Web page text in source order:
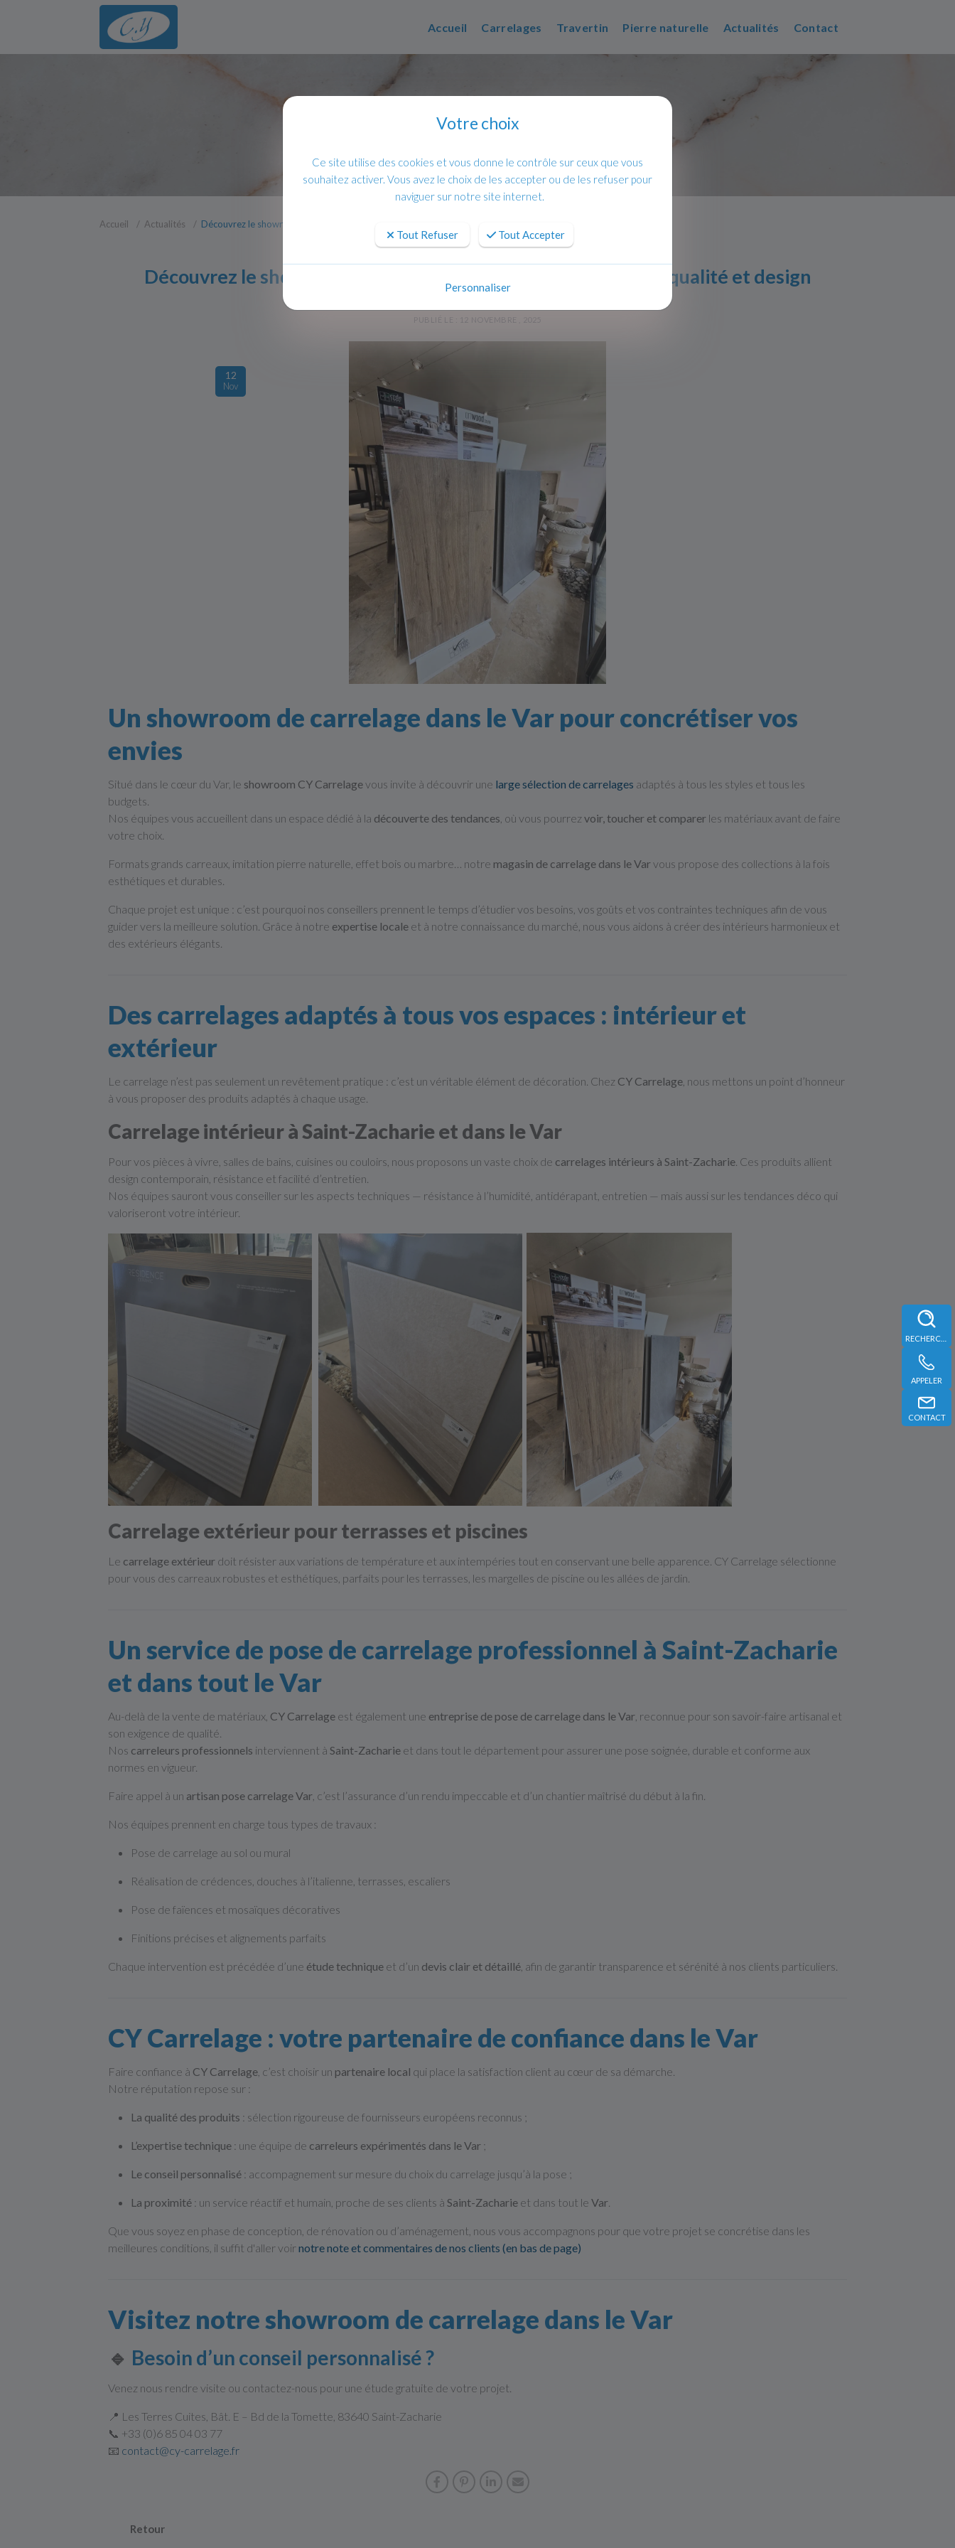
Accueil Carrelages Travertin Pierre naturelle Actualités Contact
APPELER
CONTACT
Accueil Actualités Découvrez le showroom CY Carrelage dans le Var : expertise, qualité et design
Découvrez le showroom CY Carrelage dans le Var : expertise, qualité et design
PUBLIÉ LE : 12 NOVEMBRE , 2025
12
Nov
Un showroom de carrelage dans le Var pour concrétiser vos
envies
Situé dans le cœur du Var, le showroom CY Carrelagevous invite à découvrir une large sélection de carrelages adaptés à tous les styles et tous les
budgets.
Nos équipes vous accueillent dans un espace dédié à la découverte des tendances , où vous pourrezvoir, toucher et comparer les matériaux avant de faire
votre choix.
Formats grands carreaux, imitation pierre naturelle, effet bois ou marbre… notre magasin de carrelage dans le Varvous propose des collections à la fois
esthétiques et durables.
Chaque projet est unique : c’est pourquoi nos conseillers prennent le temps d’étudier vos besoins, vos goûts et vos contraintes techniques afin de vous
guider vers la meilleure solution. Grâce à notre expertise locale et à notre connaissance du marché, nous vous aidons à créer des intérieurs harmonieux et
des extérieurs élégants.
Des carrelages adaptés à tous vos espaces : intérieur et
extérieur
Le carrelage n’est pas seulement un revêtement pratique : c’est un véritable élément de décoration. Chez CY Carrelage , nous mettons un point d’honneur
à vous proposer des produits adaptés à chaque usage.
Carrelage intérieur à Saint-Zacharie et dans le Var
Pour vos pièces à vivre, salles de bains, cuisines ou couloirs, nous proposons un vaste choix de carrelages intérieurs à Saint-Zacharie . Ces produits allient
design contemporain, résistance et facilité d’entretien.
Nos équipes sauront vous conseiller sur les aspects techniques — résistance à l’humidité, antidérapant, entretien — mais aussi sur les tendances déco qui
valoriseront votre intérieur.
Carrelage extérieur pour terrasses et piscines
Le carrelage extérieur doit résister aux variations de température et aux intempéries tout en conservant une belle apparence. CY Carrelage sélectionne
pour vous des carreaux robustes et esthétiques, parfaits pour les terrasses, les margelles de piscine ou les allées de jardin.
Un service de pose de carrelage professionnel à Saint-Zacharie
et dans tout le Var
Au-delà de la vente de matériaux, CY Carrelage est également une entreprise de pose de carrelage dans le Var , reconnue pour son savoir-faire artisanal et
son exigence de qualité.
Nos carreleurs professionnels interviennent à Saint-Zacharie et dans tout le département pour assurer une pose soignée, durable et conforme aux
normes en vigueur.
Faire appel à un artisan pose carrelage Var , c’est l’assurance d’un rendu impeccable et d’un chantier maîtrisé du début à la fin.
Nos équipes prennent en charge tous types de travaux :
Pose de carrelage au sol ou mural
Réalisation de crédences, douches à l’italienne, terrasses, escaliers
Pose de faïences et mosaïques décoratives
Finitions précises et alignements parfaits
Chaque intervention est précédée d’une étude technique et d’un devis clair et détaillé , afin de garantir transparence et sérénité à nos clients particuliers.
CY Carrelage : votre partenaire de confiance dans le Var
Faire confiance à CY Carrelage , c’est choisir un partenaire local qui place la satisfaction client au cœur de sa démarche.
Notre réputation repose sur :
La qualité des produits : sélection rigoureuse de fournisseurs européens reconnus ;
L’expertise technique : une équipe de carreleurs expérimentés dans le Var ;
Le conseil personnalisé : accompagnement sur mesure du choix du carrelage jusqu’à la pose ;
La proximité : un service réactif et humain, proche de ses clients à Saint-Zacharie et dans tout le Var
Que vous soyez en phase de conception, de rénovation ou d’aménagement, nous vous accompagnons pour que votre projet se concrétise dans les
meilleures conditions, il suffit d'aller voirnotre note et commentaires de nos clients (en bas de page)
Visitez notre showroom de carrelage dans le Var
🔹 Besoin d’un conseil personnalisé ?
Venez nous rendre visite ou contactez-nous pour une étude gratuite de votre projet.
📍 Les Terres Cuites, Bât. E – Bd de la Tomette, 83640 Saint-Zacharie
📞 +33 (0)6 85 04 03 77
📧 contact@cy-carrelage.fr
Retour
Votre choix
Ce site utilise des cookies et vous donne le contrôle sur ceux que vous
souhaitez activer. Vous avez le choix de les accepter ou de les refuser pour
naviguer sur notre site internet.
Tout Refuser Tout Accepter
Personnaliser